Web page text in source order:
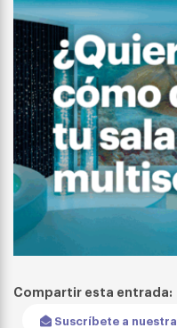
Compartir esta entrada:
Suscríbete a